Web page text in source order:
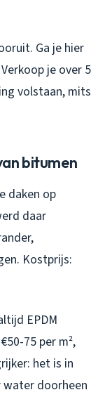
Ga je hier
je over 5
volstaan, mits
bitumen
daken op
daar
Kostprijs:
EPDM
75 per m²,
het is in
water doorheen